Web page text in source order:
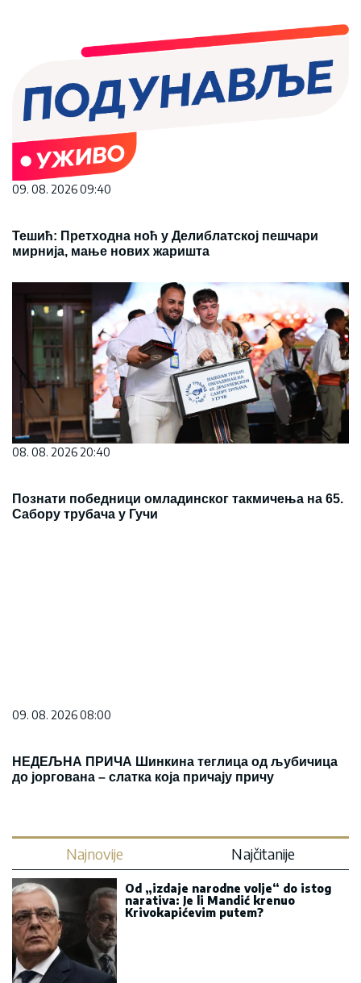
09. 08. 2026 09:40
Тешић: Претходна ноћ у Делиблатској пешчари
мирнија, мање нових жаришта
08. 08. 2026 20:40
Познати победници омладинског такмичења на 65.
Сабору трубача у Гучи
09. 08. 2026 08:00
НЕДЕЉНА ПРИЧА Шинкина теглица од љубичица
до јоргована – слатка која причају причу
Najnovije Najčitanije
Od „izdaje narodne volje“ do istog
narativa: Je li Mandić krenuo
Krivokapićevim putem?